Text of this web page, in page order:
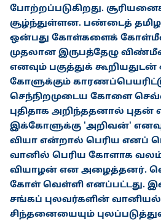
போற்றப்படுகிறது.
சூழ்ந்துள்ளன. பண்டைத்
ஒன்பது கோள்களைக் கோள்மீன்
முதலான இருபத்தேழு
எனவும் பகுத்துக்
கோளுக்கும்
செந்நிறமுடைய கோளை
புதிதாக அறிந்ததனால்
இக்கோளுக்கு 'அறிவன்'
வியா என்றால் பெரிய எனப்
வானில் பெரிய கோளாக
வியாழன் என அழைத்தனர்.
கோள் வெள்ளி எனப்பட்டது.
சங்கப் புலவர்களின்
சிந்தனையையும்